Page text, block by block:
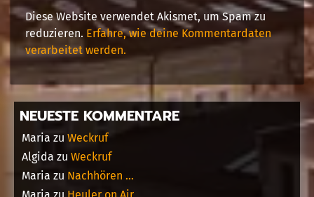
Diese Website verwendet Akismet, um Spam zu
reduzieren. Erfahre, wie deine Kommentardaten
verarbeitet werden.
NEUESTE KOMMENTARE
Maria zu Weckruf
Algida zu Weckruf
Maria zu Nachhören …